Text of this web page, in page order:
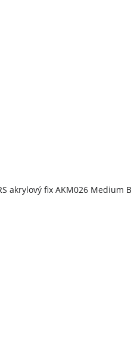
akrylový fix AKM026 Medium